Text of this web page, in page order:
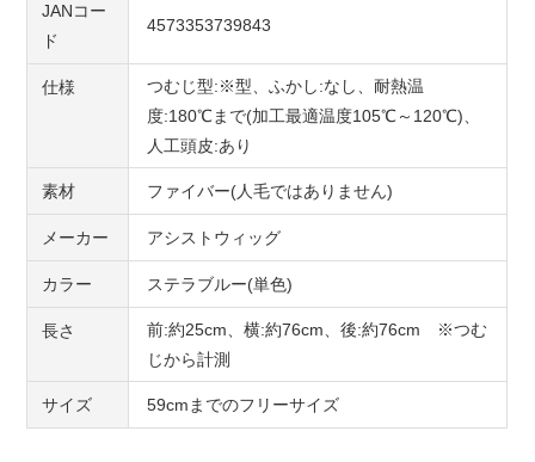
JANコー
ド
4573353739843
仕様
つむじ型:※型、ふかし:なし、耐熱温
度:180℃まで(加工最適温度105℃～120℃)、
人工頭皮:あり
素材 ファイバー(人毛ではありません)
メーカー アシストウィッグ
カラー ステラブルー(単色)
長さ
前:約25cm、横:約76cm、後:約76cm ※つむ
じから計測
サイズ 59cmまでのフリーサイズ